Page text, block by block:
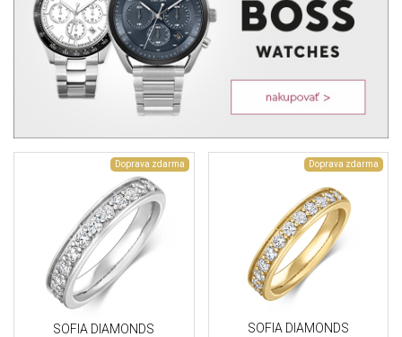
Doprava zdarma
SOFIA DIAMONDS
Doprava zdarma
SOFIA DIAMONDS